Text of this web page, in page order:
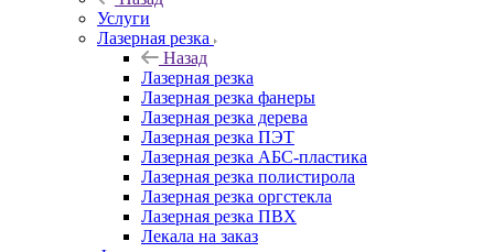
Услуги
Лазерная резка
Назад
Лазерная резка
Лазерная резка фанеры
Лазерная резка дерева
Лазерная резка ПЭТ
Лазерная резка АБС-пластика
Лазерная резка полистирола
Лазерная резка оргстекла
Лазерная резка ПВХ
Лекала на заказ